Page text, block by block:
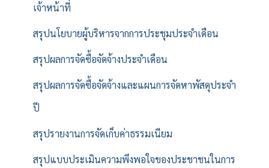
เจ้าหน้าที่
สรุปนโยบายผู้บริหารจากการประชุมประจำเดือน
สรุปผลการจัดซื้อจัดจ้างประจำเดือน
สรุปผลการจัดซื้อจัดจ้างและแผนการจัดหาพัสดุประจำ
ปี
สรุปรายงานการจัดเก็บค่าธรรมเนียม
สรุปแบบประเมินความพึงพอใจของประชาชนในการ